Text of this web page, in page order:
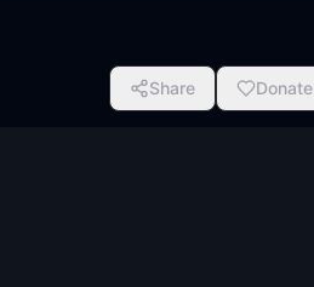
Share Donate